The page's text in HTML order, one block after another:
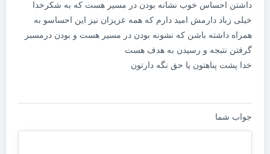
داشتن احساس خوب نشانه بودن در مسیر هست که به شکرخدا
خیلی زباد دارمش امید دارم که همه عزیزان نیز این احساسو به
همراه داشته باشن که نشونه بودن در مسیر هست و بودن درمسبر
گرفتن نتبجه و رسیدن به هدف هست
خدا پشت پناهتون یا حق نگه دارتون
جواب شما